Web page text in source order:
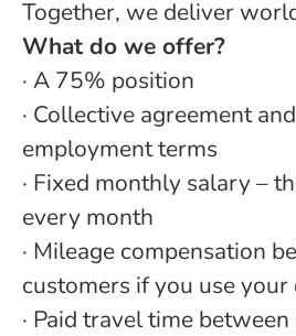
Together, we deliver
What do we offer?
· A 75% position
· Collective agreement
employment terms
· Fixed monthly salary –
every month
· Mileage compensation
customers if you use
· Paid travel time